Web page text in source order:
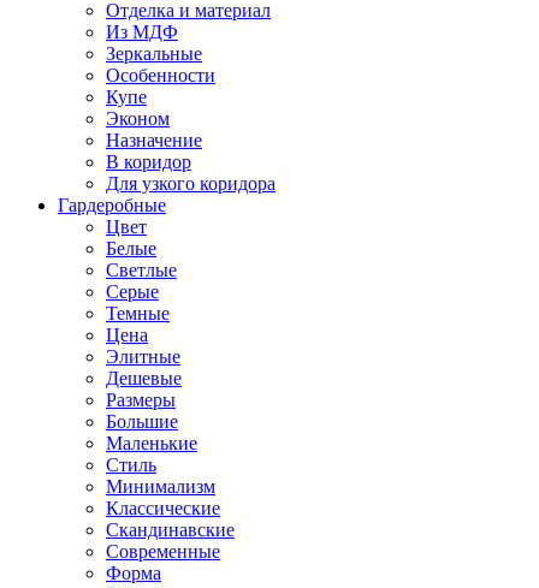
Отделка и материал
Из МДФ
Зеркальные
Особенности
Купе
Эконом
Назначение
В коридор
Для узкого коридора
Гардеробные
Цвет
Белые
Светлые
Серые
Темные
Цена
Элитные
Дешевые
Размеры
Большие
Маленькие
Стиль
Минимализм
Классические
Скандинавские
Современные
Форма